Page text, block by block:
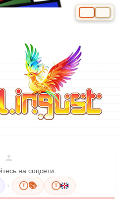
на соцсети:
• T 📚 T